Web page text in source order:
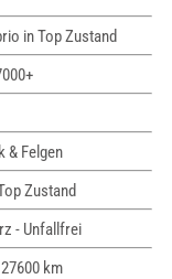
in Top Zustand
& Felgen
Zustand
- Unfallfrei
km